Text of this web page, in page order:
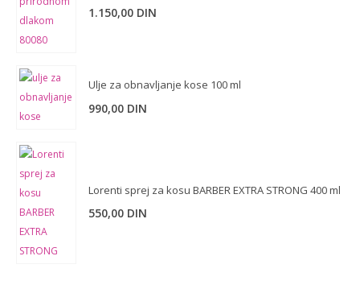
1.150,00 DIN
Ulje za obnavljanje kose 100 ml
990,00 DIN
Lorenti sprej za kosu BARBER EXTRA STRONG 400 ml
550,00 DIN